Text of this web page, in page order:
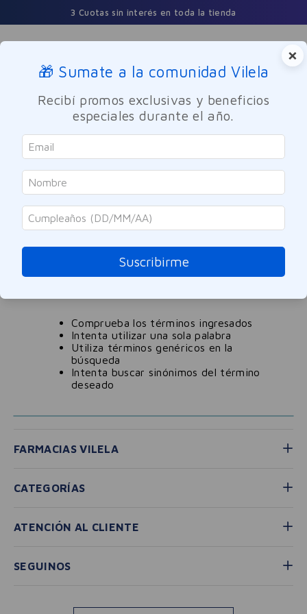
3 Cuotas sin interés en toda la tienda
Buscar
ORDENAR POR
0PRODUCTOS
OOPS!
No se encontró ningún producto
Comprueba los términos ingresados
Intenta utilizar una sola palabra
Utiliza términos genéricos en la
búsqueda
Intenta buscar sinónimos del término
deseado
FARMACIAS VILELA
CATEGORÍAS
ATENCIÓN AL CLIENTE
SEGUINOS
×
🎁 Sumate a la comunidad Vilela
Recibí promos exclusivas y beneficios
especiales durante el año.
Suscribirme